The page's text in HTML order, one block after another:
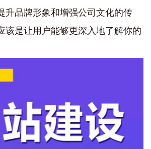
升品牌形象和增强公司文化的传
该是让用户能够更深入地了解你的